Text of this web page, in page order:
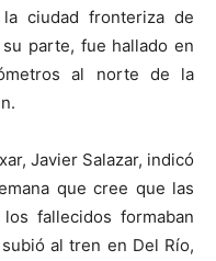
ciudad fronteriza de
parte, fue hallado en
al norte de la
Javier Salazar, indicó
que cree que las
fallecidos formaban
al tren en Del Río,